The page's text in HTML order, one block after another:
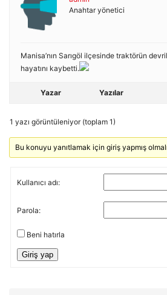
Anahtar yönetici
Manisa’nın Sarıgöl ilçesinde traktörün
hayatını kaybetti.
Yazar Yazılar
1 yazı görüntüleniyor (toplam 1)
Bu konuyu yanıtlamak için giriş yapmış
Kullanıcı adı:
Parola:
Beni hatırla
Giriş yap